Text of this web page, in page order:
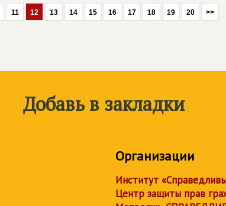
звучат пожелания мира и
процветания стране.
11 12 13 14 15 16 17 18 19 20 >>
Добавь в закладки
Организации
Институт
Центр защиты прав